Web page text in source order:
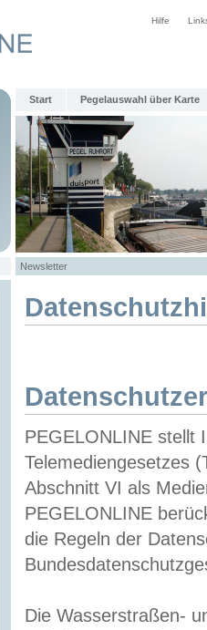
Hilfe
Start Pegelauswahl über Karte
Newsletter
PEGELONLINE stellt
Telemediengesetzes
Abschnitt VI als
PEGELONLINE
die Regeln der
Die Wasserstraßen-